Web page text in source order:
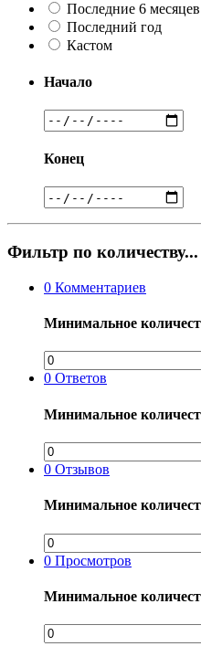
Последние 6 месяцев
Последний год
Кастом
Начало
Конец
Фильтр по количеству...
0 Комментариев
Минимальное
0 Ответов
Минимальное
0 Отзывов
Минимальное
0 Просмотров
Минимальное